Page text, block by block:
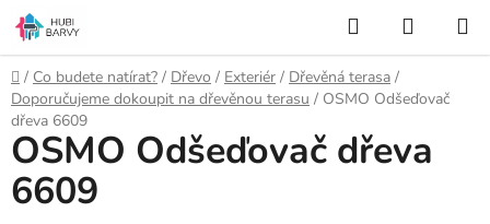
Přejít
na
obsah
Hledat
KOŠÍK
Domů
/ Co budete natírat? / Dřevo / Exteriér / Dřevěná terasa /
Doporučujeme dokoupit na dřevěnou terasu / OSMO Odšeďovač
dřeva 6609
OSMO Odšeďovač dřeva
6609